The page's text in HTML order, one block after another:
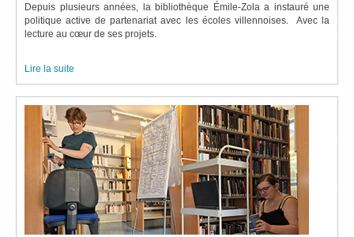
Depuis plusieurs années, la bibliothèque Émile-Zola a instauré une
politique active de partenariat avec les écoles villennoises. Avec la
lecture au cœur de ses projets.
Lire la suite